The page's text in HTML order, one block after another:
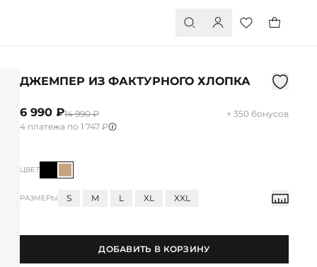
ДЖЕМПЕР ИЗ ФАКТУРНОГО ХЛОПКА
6 990 ₽14 990 ₽
+ 350 бонусов
4 платежа по 1 747 ₽
ЦВЕТ
РАЗМЕРЫ S M L XL XXL
ДОБАВИТЬ В КОРЗИНУ